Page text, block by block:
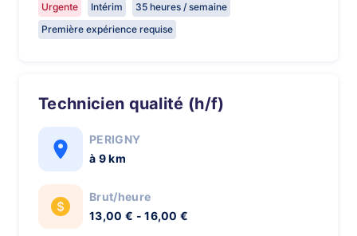
Urgente Intérim
35 heures / semaine
Première expérience requise
Technicien qualité (h/f)
PERIGNY
à 9 km
Brut/heure
13,00 € - 16,00 €